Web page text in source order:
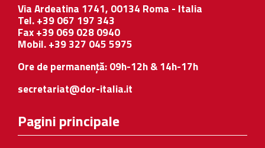
Via Ardeatina 1741, 00134 Roma - Italia
Tel. +39 067 197 343
Fax +39 069 028 0940
Mobil. +39 327 045 5975
Ore de permanență: 09h-12h & 14h-17h
secretariat@dor-italia.it
Pagini principale